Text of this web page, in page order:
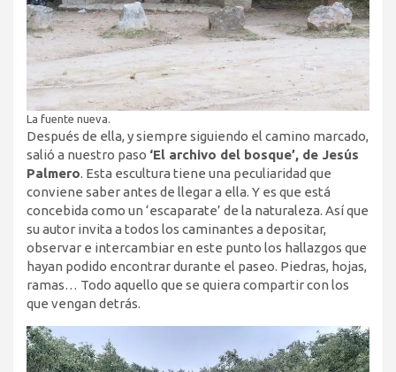
La fuente nueva.
Después de ella, y siempre siguiendo el camino marcado,
salió a nuestro paso ‘El archivo del bosque’, de Jesús
Palmero. Esta escultura tiene una peculiaridad que
conviene saber antes de llegar a ella. Y es que está
concebida como un ‘escaparate’ de la naturaleza. Así que
su autor invita a todos los caminantes a depositar,
observar e intercambiar en este punto los hallazgos que
hayan podido encontrar durante el paseo. Piedras, hojas,
ramas… Todo aquello que se quiera compartir con los
que vengan detrás.